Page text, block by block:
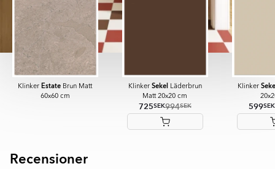
Klinker Estate Brun Matt
60x60 cm
Klinker Sekel Läderbrun
Matt 20x20 cm
725SEK994SEK
Klinker
599SEK
ItemRecensioner